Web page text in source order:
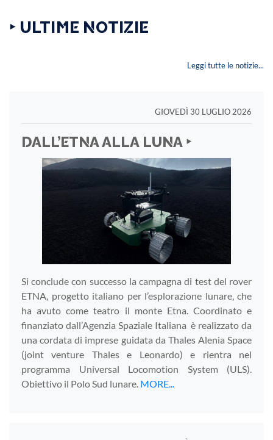
‣ ULTIME NOTIZIE
Leggi tutte le notizie...
GIOVEDÌ 30 LUGLIO 2026
DALL’ETNA ALLA LUNA ‣
Si conclude con successo la campagna di test del rover
ETNA, progetto italiano per l’esplorazione lunare, che
ha avuto come teatro il monte Etna. Coordinato e
finanziato dall’Agenzia Spaziale Italiana è realizzato da
una cordata di imprese guidata da Thales Alenia Space
(joint venture Thales e Leonardo) e rientra nel
programma Universal Locomotion System (ULS).
Obiettivo il Polo Sud lunare. MORE...